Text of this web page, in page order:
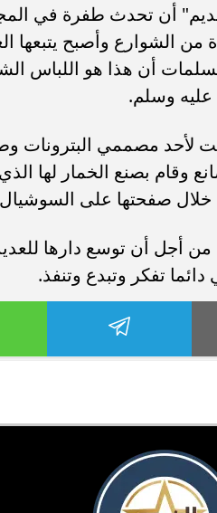
أن تحدث طفرة في
من الشوارع وأصبح يتبعها
أن هذا هو اللباس
وسلم.
لأحد مصممي البترونات
وقام بصنع الخمار لها
صفحتها على السوشيال
أجل أن توسع دارها
دائما تفكر وتبدع وتنفذ.